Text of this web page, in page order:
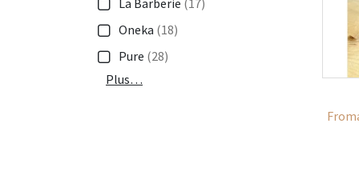
La Barberie (17)
Oneka (18)
Pure (28)
Plus…